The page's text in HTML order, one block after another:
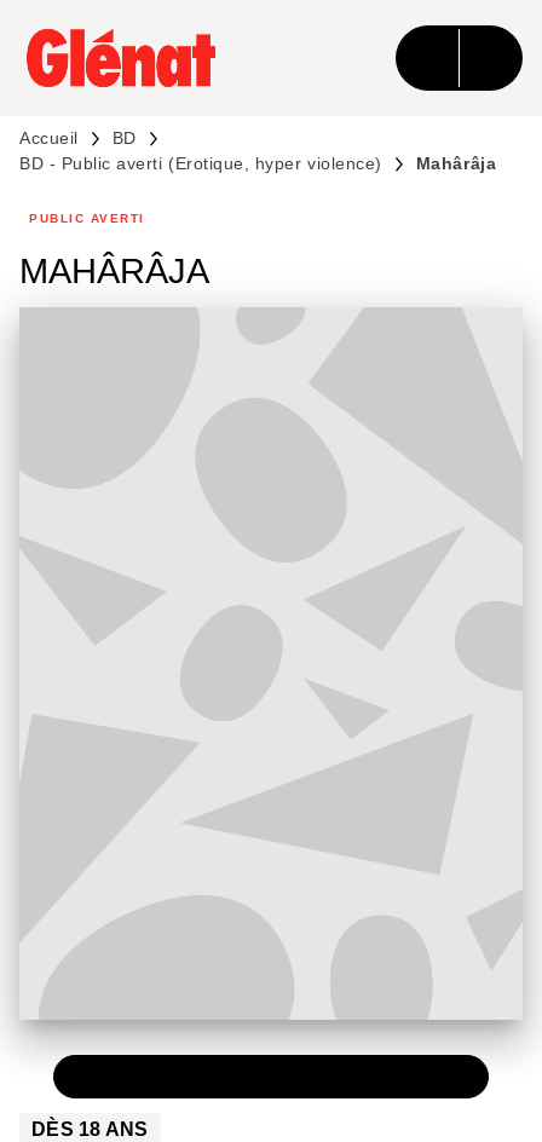
MENU RECHERCHE CONTENU
PIED DE PAGE
Accueil
BD
BD - Public averti (Erotique, hyper violence)
Mahârâja
PUBLIC AVERTI
MAHÂRÂJA
DÈS 18 ANS